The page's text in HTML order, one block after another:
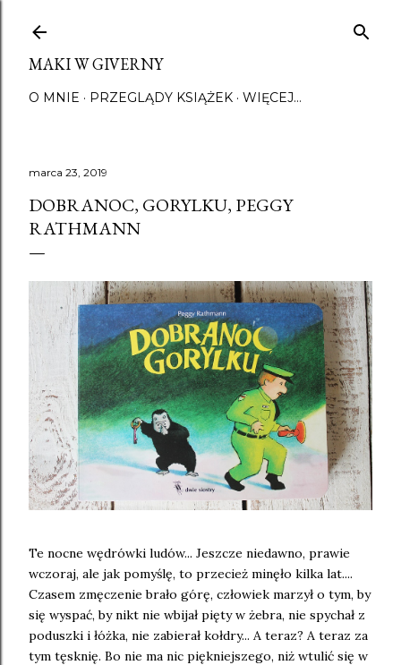
MAKI W GIVERNY
O MNIE PRZEGLĄDY KSIĄŻEK WIĘCEJ…
marca 23, 2019
DOBRANOC, GORYLKU, PEGGY
RATHMANN
Te nocne wędrówki ludów... Jeszcze niedawno, prawie
wczoraj, ale jak pomyślę, to przecież minęło kilka lat....
Czasem zmęczenie brało górę, człowiek marzył o tym, by
się wyspać, by nikt nie wbijał pięty w żebra, nie spychał z
poduszki i łóżka, nie zabierał kołdry... A teraz? A teraz za
tym tęsknię. Bo nie ma nic piękniejszego, niż wtulić się w